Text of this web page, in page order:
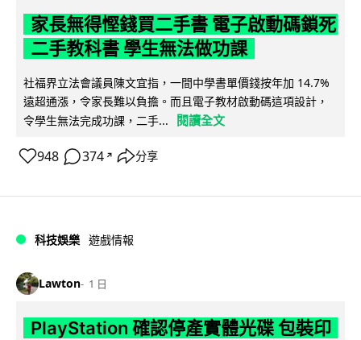
家長無得慳錢買二手書 電子啟動碼鎖死
二手教科書 學生無法做功課
社福界立法會議員陳文宜指，一間中學書單價錢按年加 14.7%
遠超通漲，令家長難以負擔。而且電子教材啟動碼這項設計，
令學生無法完成功課，二手...
閱讀全文
948 374 ↗ 分享
科技娛樂 遊戲情報
Lawton 1 日
PlayStation 確認停產實體光碟 包裝印